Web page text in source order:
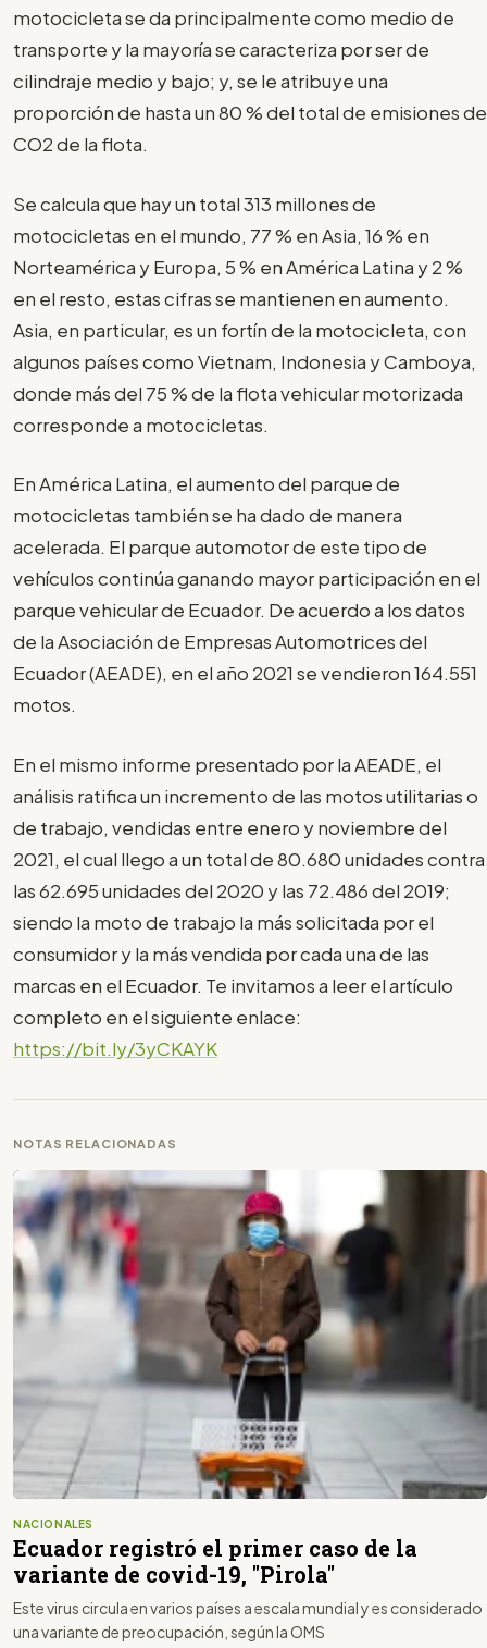
motocicleta se da principalmente como medio de
transporte y la mayoría se caracteriza por ser de
cilindraje medio y bajo; y, se le atribuye una
proporción de hasta un 80 % del total de emisiones de
CO2 de la flota.
Se calcula que hay un total 313 millones de
motocicletas en el mundo, 77 % en Asia, 16 % en
Norteamérica y Europa, 5 % en América Latina y 2 %
en el resto, estas cifras se mantienen en aumento.
Asia, en particular, es un fortín de la motocicleta, con
algunos países como Vietnam, Indonesia y Camboya,
donde más del 75 % de la flota vehicular motorizada
corresponde a motocicletas.
En América Latina, el aumento del parque de
motocicletas también se ha dado de manera
acelerada. El parque automotor de este tipo de
vehículos continúa ganando mayor participación en el
parque vehicular de Ecuador. De acuerdo a los datos
de la Asociación de Empresas Automotrices del
Ecuador (AEADE), en el año 2021 se vendieron 164.551
motos.
En el mismo informe presentado por la AEADE, el
análisis ratifica un incremento de las motos utilitarias o
de trabajo, vendidas entre enero y noviembre del
2021, el cual llego a un total de 80.680 unidades contra
las 62.695 unidades del 2020 y las 72.486 del 2019;
siendo la moto de trabajo la más solicitada por el
consumidor y la más vendida por cada una de las
marcas en el Ecuador. Te invitamos a leer el artículo
completo en el siguiente enlace:
https://bit.ly/3yCKAYK
NOTAS RELACIONADAS
NACIONALES
Ecuador registró el primer caso de la
variante de covid-19, "Pirola"
Este virus circula en varios países a escala mundial y es considerado
una variante de preocupación, según la OMS